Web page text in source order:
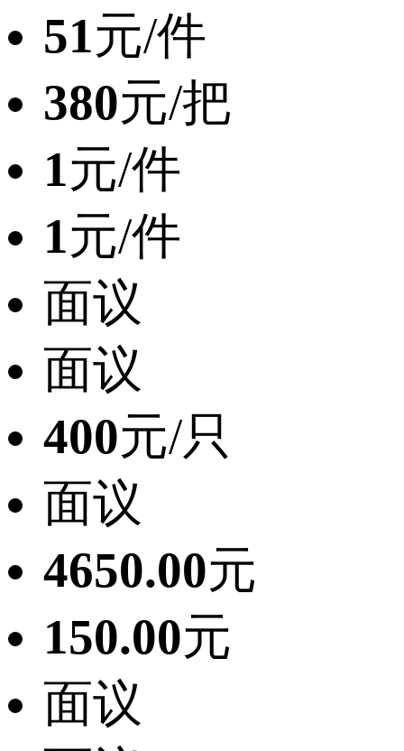
51元/件
380元/把
1元/件
1元/件
面议
面议
400元/只
面议
4650.00元
150.00元
面议